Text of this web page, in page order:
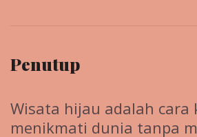
Penutup
Wisata hijau adalah
menikmati dunia tanpa